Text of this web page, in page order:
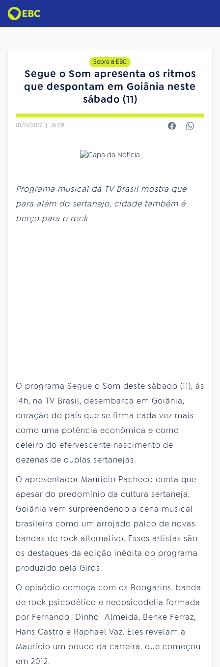
Sobre a EBC
Segue o Som apresenta os ritmos
que despontam em Goiânia neste
sábado (11)
10/11/2017 | 16:29
Programa musical da TV Brasil mostra que
para além do sertanejo, cidade também é
berço para o rock
O programa Segue o Som deste sábado (11), às
14h, na TV Brasil, desembarca em Goiânia,
coração do país que se firma cada vez mais
como uma potência econômica e como
celeiro do efervescente nascimento de
dezenas de duplas sertanejas.
O apresentador Maurício Pacheco conta que
apesar do predomínio da cultura sertaneja,
Goiânia vem surpreendendo a cena musical
brasileira como um arrojado palco de novas
bandas de rock alternativo. Esses artistas são
os destaques da edição inédita do programa
produzido pela Giros.
O episódio começa com os Boogarins, banda
de rock psicodélico e neopsicodelia formada
por Fernando "Dinho" Almeida, Benke Ferraz,
Hans Castro e Raphael Vaz. Eles revelam a
Maurício um pouco da carreira, que começou
em 2012.